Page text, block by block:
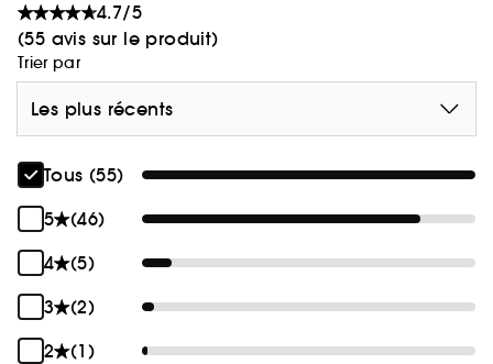
4.7/5
(55 avis sur le produit)
Trier par
Les plus récents
Tous (55)
5
(46)
4
(5)
3
(2)
2
(1)